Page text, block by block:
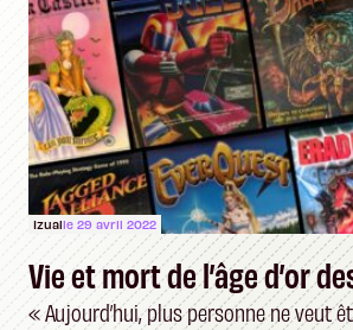
Izualle 29 avril 2022
Vie et mort de l’âge d’or
« Aujourd’hui, plus personne ne veut